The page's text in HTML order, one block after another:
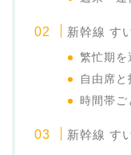
新幹線 す
繁忙期を
自由席
時間帯ご
新幹線 す